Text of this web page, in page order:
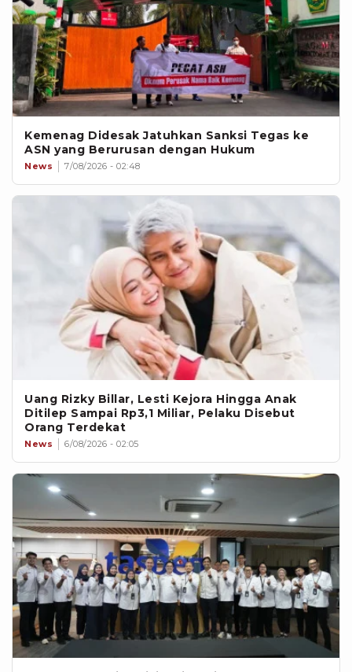
Kemenag Didesak Jatuhkan Sanksi Tegas ke
ASN yang Berurusan dengan Hukum
News 7/08/2026 - 02:48
Uang Rizky Billar, Lesti Kejora Hingga Anak
Ditilep Sampai Rp3,1 Miliar, Pelaku Disebut
Orang Terdekat
News 6/08/2026 - 02:05